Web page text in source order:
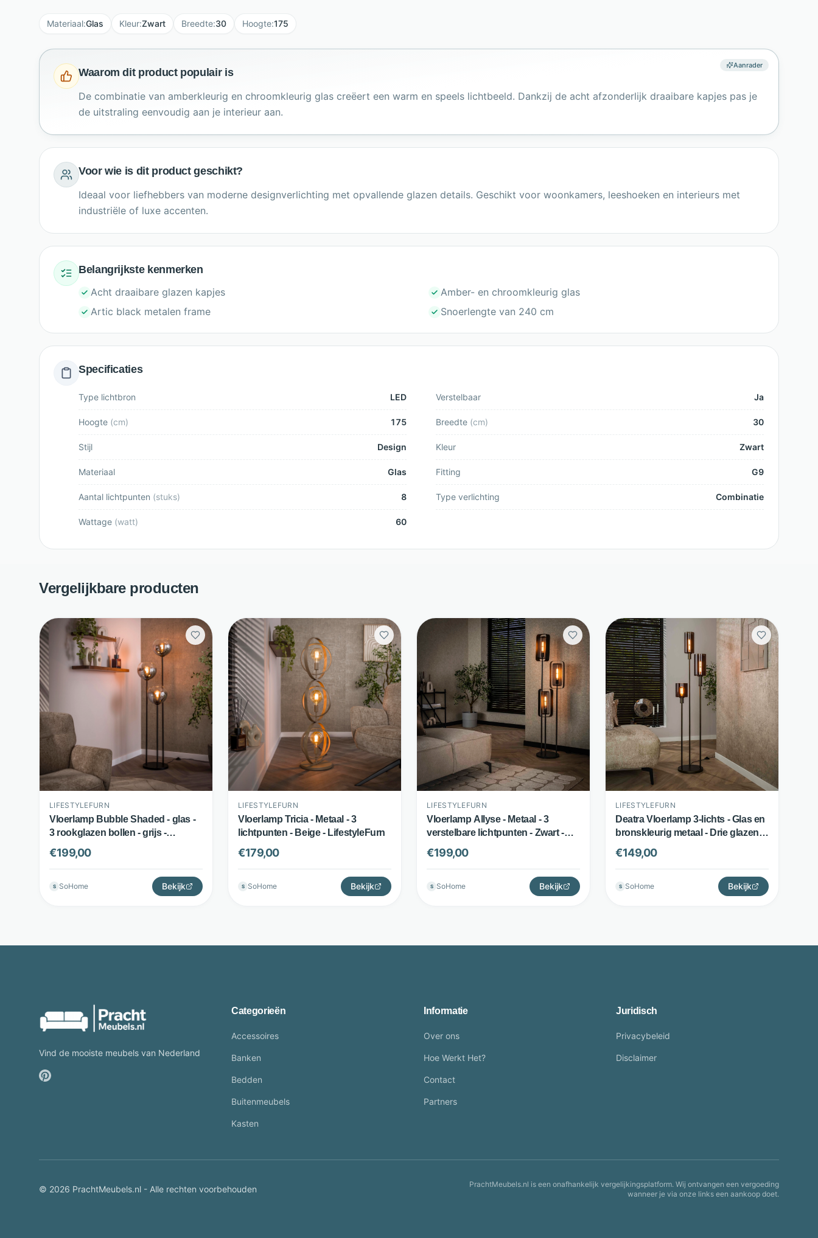
Materiaal:Glas Kleur:Zwart Breedte:30 Hoogte:175
Aanrader
Waarom dit product populair is
De combinatie van amberkleurig en chroomkleurig glas creëert een warm en speels lichtbeeld. Dankzij de acht afzonderlijk draaibare kapjes pas je
de uitstraling eenvoudig aan je interieur aan.
Voor wie is dit product geschikt?
Ideaal voor liefhebbers van moderne designverlichting met opvallende glazen details. Geschikt voor woonkamers, leeshoeken en interieurs met
industriële of luxe accenten.
Belangrijkste kenmerken
Acht draaibare glazen kapjes
Amber- en chroomkleurig glas
Artic black metalen frame
Snoerlengte van 240 cm
Specificaties
Type lichtbron LED Verstelbaar Ja
Hoogte (cm) 175 Breedte (cm) 30
Stijl Design Kleur Zwart
Materiaal Glas Fitting G9
Aantal lichtpunten (stuks) 8 Type verlichting Combinatie
Wattage (watt) 60
Vergelijkbare producten
LIFESTYLEFURN
Vloerlamp Bubble Shaded - glas -
3 rookglazen bollen - grijs -
LifestyleFurn
€199,00
S SoHome Bekijk
LIFESTYLEFURN
Vloerlamp Tricia - Metaal - 3
lichtpunten - Beige - LifestyleFurn
€179,00
S SoHome Bekijk
LIFESTYLEFURN
Vloerlamp Allyse - Metaal - 3
verstelbare lichtpunten - Zwart -
LifestyleFurn
€199,00
S SoHome Bekijk
LIFESTYLEFURN
Deatra Vloerlamp 3-lichts - Glas en
bronskleurig metaal - Drie glazen
bollen - Sienna brown -
LifestyleFurn
€149,00
S SoHome Bekijk
Vind de mooiste meubels van Nederland
Categorieën
Accessoires
Banken
Bedden
Buitenmeubels
Kasten
Informatie
Over ons
Hoe Werkt Het?
Contact
Partners
Juridisch
Privacybeleid
Disclaimer
© 2026 PrachtMeubels.nl - Alle rechten voorbehouden
PrachtMeubels.nl is een onafhankelijk vergelijkingsplatform. Wij ontvangen een vergoeding
wanneer je via onze links een aankoop doet.